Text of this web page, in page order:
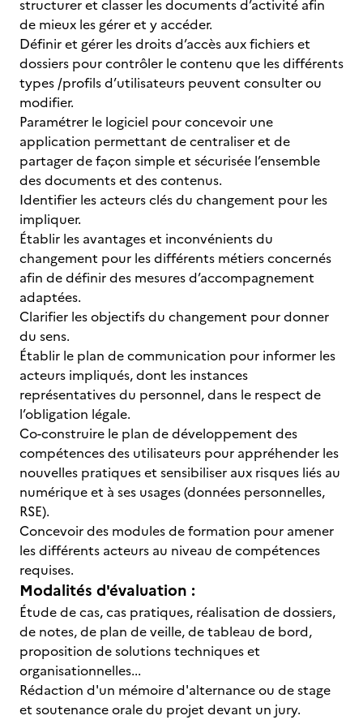
structurer et classer les documents d’activité afin
de mieux les gérer et y accéder.
Définir et gérer les droits d’accès aux fichiers et
dossiers pour contrôler le contenu que les différents
types /profils d’utilisateurs peuvent consulter ou
modifier.
Paramétrer le logiciel pour concevoir une
application permettant de centraliser et de
partager de façon simple et sécurisée l’ensemble
des documents et des contenus.
Identifier les acteurs clés du changement pour les
impliquer.
Établir les avantages et inconvénients du
changement pour les différents métiers concernés
afin de définir des mesures d’accompagnement
adaptées.
Clarifier les objectifs du changement pour donner
du sens.
Établir le plan de communication pour informer les
acteurs impliqués, dont les instances
représentatives du personnel, dans le respect de
l’obligation légale.
Co-construire le plan de développement des
compétences des utilisateurs pour appréhender les
nouvelles pratiques et sensibiliser aux risques liés au
numérique et à ses usages (données personnelles,
RSE).
Concevoir des modules de formation pour amener
les différents acteurs au niveau de compétences
requises.
Modalités d'évaluation :
Étude de cas, cas pratiques, réalisation de dossiers,
de notes, de plan de veille, de tableau de bord,
proposition de solutions techniques et
organisationnelles...
Rédaction d'un mémoire d'alternance ou de stage
et soutenance orale du projet devant un jury.